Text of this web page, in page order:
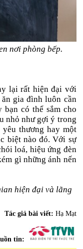
nơi phòng bếp.
lại rất hiện đại với
gia đình luôn cần
bạn có thể sắm cho
nhỏ như gợi ý trong
thương hay một
biệt nào đó. Với sự
loá, hiệu ứng đèn
gì những ánh nến
hiện đại và lãng
Tác giả bài viết: Hạ Mạt
tin: